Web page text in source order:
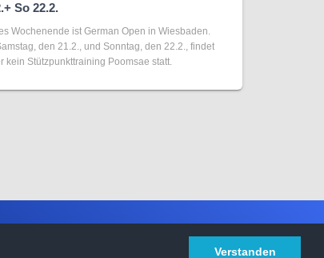
Verstanden
So 22.2.
Wochenende ist German Open in Wiesbaden.
den 21.2., und Sonntag, den 22.2., findet
kein Stützpunkttraining Poomsae statt.
ThemeIsle